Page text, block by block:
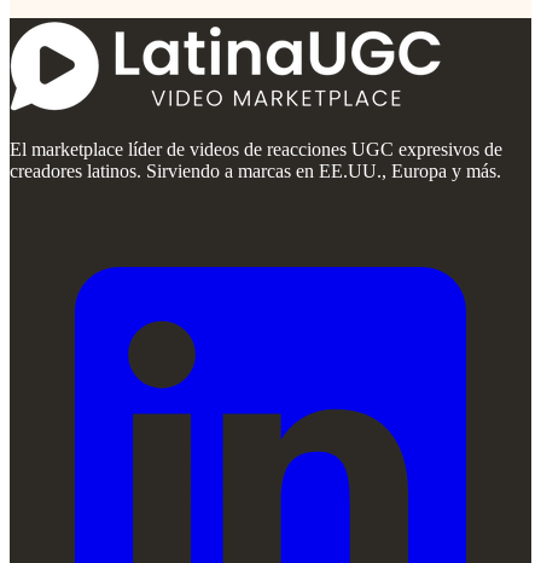
El marketplace líder de videos de reacciones UGC expresivos de
creadores latinos. Sirviendo a marcas en EE.UU., Europa y más.